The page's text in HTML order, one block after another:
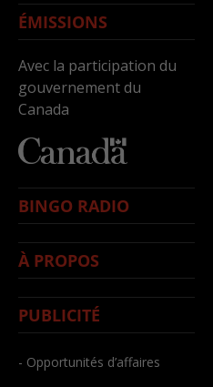
ÉMISSIONS
Avec la participation du
gouvernement du
Canada
BINGO RADIO
À PROPOS
PUBLICITÉ
- Opportunités d’affaires